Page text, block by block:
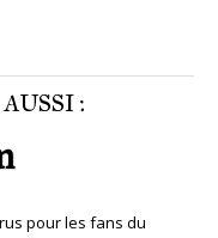
:
pour les fans du